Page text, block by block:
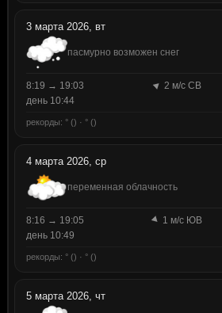
3 марта 2026, вт
пасмурно возможен снег
8:19 → 19:03
2 м/с СВ
день 10:44
рекорды: ° () · ° ()
4 марта 2026, ср
переменная облачность
8:16 → 19:05
1 м/с ЮВ
день 10:49
рекорды: ° () · ° ()
5 марта 2026, чт